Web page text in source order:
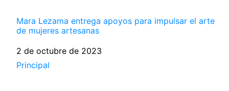
Mara Lezama entrega apoyos para impulsar el arte
de mujeres artesanas
Fecha
2 de octubre de 2023
Respecto a
Principal